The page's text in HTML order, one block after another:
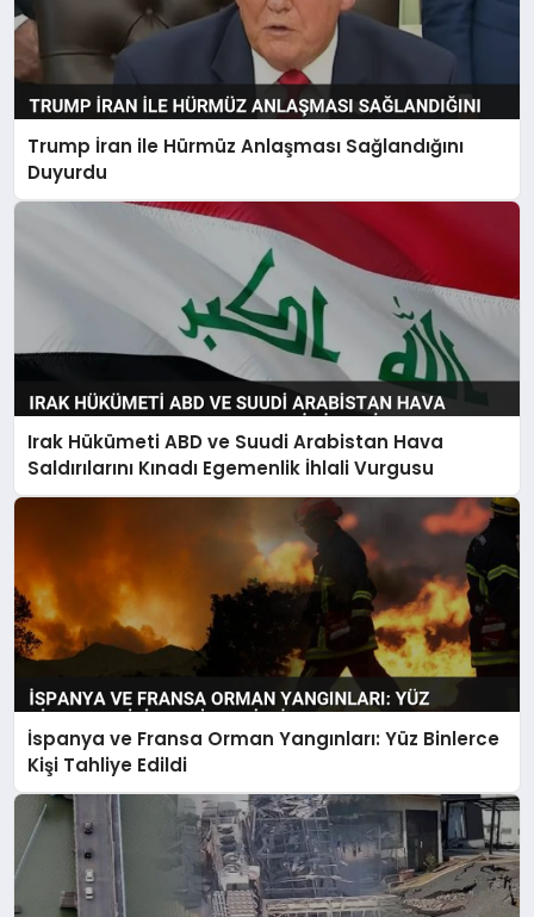
Trump İran ile Hürmüz Anlaşması Sağlandığını
Duyurdu
Irak Hükümeti ABD ve Suudi Arabistan Hava
Saldırılarını Kınadı Egemenlik İhlali Vurgusu
İspanya ve Fransa Orman Yangınları: Yüz Binlerce
Kişi Tahliye Edildi